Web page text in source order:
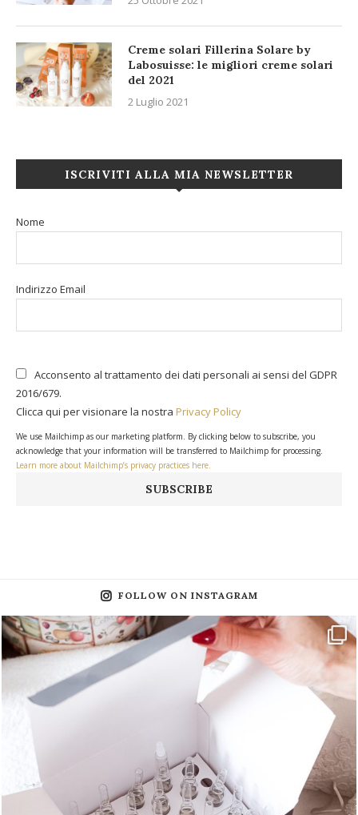
Creme solari Fillerina Solare by
Labosuisse: le migliori creme solari
del 2021
2 Luglio 2021
ISCRIVITI ALLA MIA NEWSLETTER
Nome
Indirizzo Email
Acconsento al trattamento dei dati personali ai sensi del GDPR
2016/679.
Clicca qui per visionare la nostra Privacy Policy
We use Mailchimp as our marketing platform. By clicking below to subscribe, you
acknowledge that your information will be transferred to Mailchimp for processing.
Learn more about Mailchimp’s privacy practices here.
FOLLOW ON INSTAGRAM